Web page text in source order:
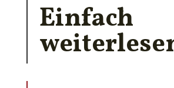
Einfach